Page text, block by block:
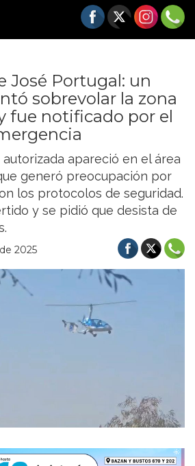
José Portugal: un
sobrevolar la zona
fue notificado por el
apareció en el área
generó preocupación por
los protocolos de seguridad.
y se pidió que desista de
2025